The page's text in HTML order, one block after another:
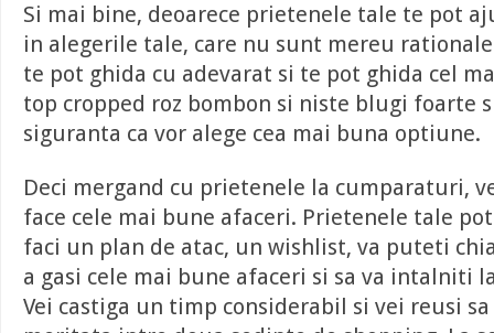
Si mai bine, deoarece prietenele tale te pot
in alegerile tale, care nu sunt mereu
te pot ghida cu adevarat si te pot ghida cel
top cropped roz bombon si niste blugi foarte
siguranta ca vor alege cea mai buna optiune.
Deci mergand cu prietenele la cumparaturi,
face cele mai bune afaceri. Prietenele tale
faci un plan de atac, un wishlist, va puteti
a gasi cele mai bune afaceri si sa va intalniti
Vei castiga un timp considerabil si vei reusi